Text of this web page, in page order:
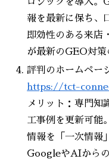
報を最新に保ち、
即効性のある来店
が最新のGEO対策
評判のホームペー
https://tct-
メリット：専門知
工事例を更新可能
情報を「一次情報
GoogleやAIからの